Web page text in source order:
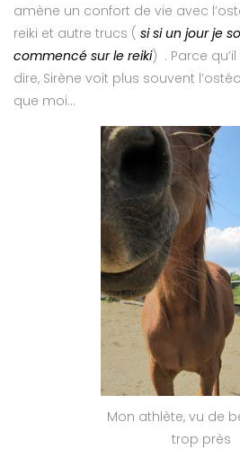
amène un confort de vie avec
reiki et autre trucs ( si si un jour je
commencé sur le reiki) . Parce
dire, Sirène voit plus souvent
que moi…
Mon athlète, vu de
trop près